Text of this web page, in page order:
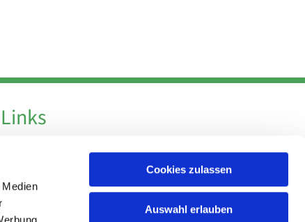
Cookies zulassen
Auswahl erlauben
Links
Impressum